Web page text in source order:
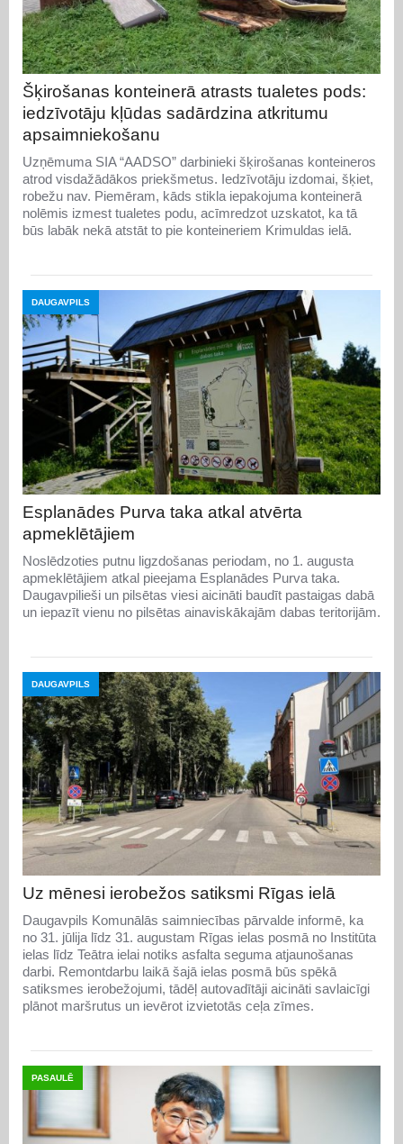
Šķirošanas konteinerā atrasts tualetes pods:
iedzīvotāju kļūdas sadārdzina atkritumu
apsaimniekošanu
Uzņēmuma SIA “AADSO” darbinieki šķirošanas konteineros
atrod visdažādākos priekšmetus. Iedzīvotāju izdomai, šķiet,
robežu nav. Piemēram, kāds stikla iepakojuma konteinerā
nolēmis izmest tualetes podu, acīmredzot uzskatot, ka tā
būs labāk nekā atstāt to pie konteineriem Krimuldas ielā.
DAUGAVPILS
Esplanādes Purva taka atkal atvērta
apmeklētājiem
Noslēdzoties putnu ligzdošanas periodam, no 1. augusta
apmeklētājiem atkal pieejama Esplanādes Purva taka.
Daugavpilieši un pilsētas viesi aicināti baudīt pastaigas dabā
un iepazīt vienu no pilsētas ainaviskākajām dabas teritorijām.
DAUGAVPILS
Uz mēnesi ierobežos satiksmi Rīgas ielā
Daugavpils Komunālās saimniecības pārvalde informē, ka
no 31. jūlija līdz 31. augustam Rīgas ielas posmā no Institūta
ielas līdz Teātra ielai notiks asfalta seguma atjaunošanas
darbi. Remontdarbu laikā šajā ielas posmā būs spēkā
satiksmes ierobežojumi, tādēļ autovadītāji aicināti savlaicīgi
plānot maršrutus un ievērot izvietotās ceļa zīmes.
PASAULĒ